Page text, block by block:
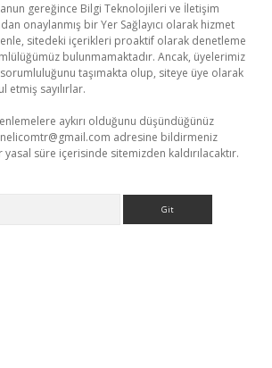
gereğince Bilgi Teknolojileri ve İletişim
onaylanmış bir Yer Sağlayıcı olarak hizmet
sitedeki içerikleri proaktif olarak denetleme
bulunmamaktadır. Ancak, üyelerimiz
taşımakta olup, siteye üye olarak
etmiş sayılırlar.
aykırı olduğunu düşündüğünüz
adresine bildirmeniz
süre içerisinde sitemizden kaldırılacaktır.